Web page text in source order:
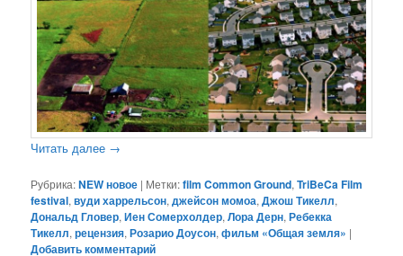
Читать далее →
Рубрика:NEW новое | Метки:film Common Ground,TriBeCa Film
festival,вуди харрельсон,джейсон момоа,Джош Тикелл,
Дональд Гловер,Иен Сомерхолдер,Лора Дерн,Ребекка
Тикелл,рецензия,Розарио Доусон,фильм «Общая земля» |
Добавить комментарий